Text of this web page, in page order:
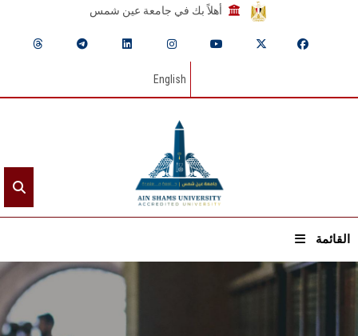
أهلاً بك في جامعة عين شمس
English
القائمة
الرئيسيـة
عن الجامعة